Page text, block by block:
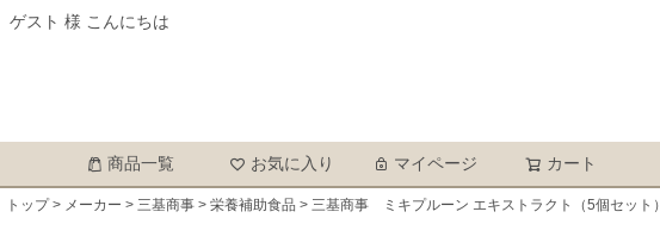
ゲスト 様 こんにちは
商品一覧 お気に入り マイページ カート
トップ メーカー 三基商事 栄養補助食品 三基商事 ミキプルーン エキストラクト（5個セット）